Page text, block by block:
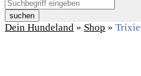
suchen
Dein Hundeland » Shop »